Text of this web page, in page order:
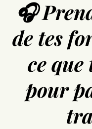
🎧
de tes
ce
pour